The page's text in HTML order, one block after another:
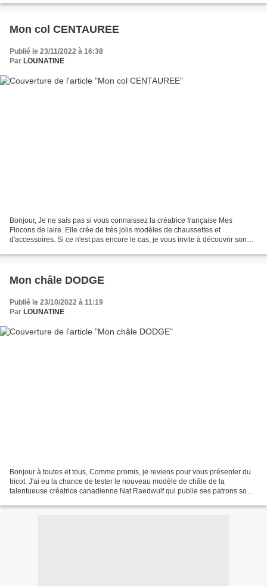
Mon col CENTAUREE
Publié le 23/11/2022 à 16:38
Par LOUNATINE
Bonjour, Je ne sais pas si vous connaissez la créatrice française Mes
Flocons de laire. Elle crée de très jolis modèles de chaussettes et
d'accessoires. Si ce n'est pas encore le cas, je vous invite à découvrir son
Mon châle DODGE
Publié le 23/10/2022 à 11:19
Par LOUNATINE
Bonjour à toutes et tous, Comme promis, je reviens pour vous présenter du
tricot. J'ai eu la chance de tester le nouveau modèle de châle de la
talentueuse créatrice canadienne Nat Raedwulf qui publie ses patrons sous